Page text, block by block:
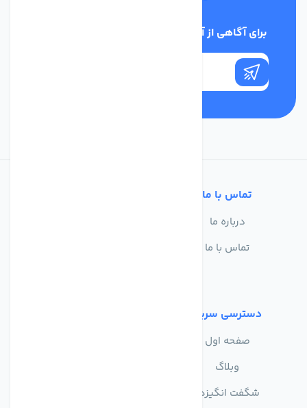
برای آگاهی از آخرین اخبار در خبرنامه ما عضو شوید
تماس با ما
درباره ما
تماس با ما
دسترسی سریع
صفحه اول
وبلاگ
شگفت انگیزها